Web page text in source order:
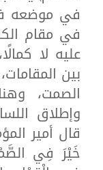
في موضعه
في مقام
عليه لا
بين
الصمت،
وإطلاق
قال أمير
خَيْرَ فِي